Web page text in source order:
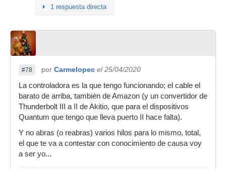
1 respuesta directa
#78 por Carmelopec el 25/04/2020
La controladora es la que tengo funcionando; el cable el
barato de arriba, también de Amazon (y un convertidor de
Thunderbolt III a II de Akitio, que para el dispositivos
Quantum que tengo que lleva puerto II hace falta).
Y no abras (o reabras) varios hilos para lo mismo, total,
el que te va a contestar con conocimiento de causa voy
a ser yo...